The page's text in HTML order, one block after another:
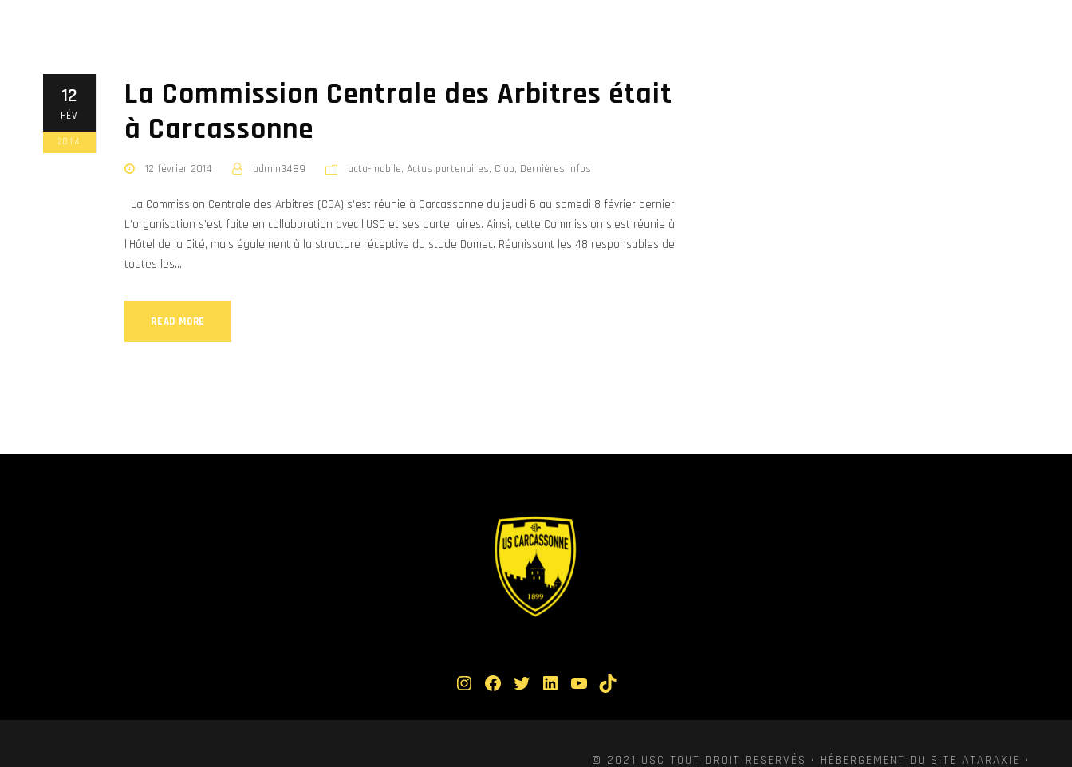
12
FÉV
2014
La Commission Centrale des Arbitres était
à Carcassonne
12 février 2014 admin3489 actu-mobile, Actus partenaires, Club, Dernières infos
La Commission Centrale des Arbitres (CCA) s’est réunie à Carcassonne du jeudi 6 au samedi 8 février dernier.
L’organisation s’est faite en collaboration avec l’USC et ses partenaires. Ainsi, cette Commission s’est réunie à
l’Hôtel de la Cité, mais également à la structure réceptive du stade Domec. Réunissant les 48 responsables de
toutes les...
READ MORE
Instagram Facebook Twitter LinkedIn YouTube TikTok
© 2021 USC TOUT DROIT RESERVÉS · HÉBERGEMENT DU SITE ATARAXIE ·